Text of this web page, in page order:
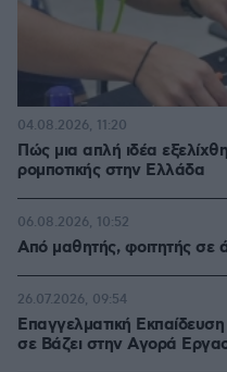
Πώς μια απλή ιδέα
ρομποτικής στην Ελλάδα
04.08.2026, 11:20
Από μαθητής, φοιτητής σε
06.08.2026, 10:52
Επαγγελματική
σε Bάζει στην Aγορά
26.07.2026, 09:54